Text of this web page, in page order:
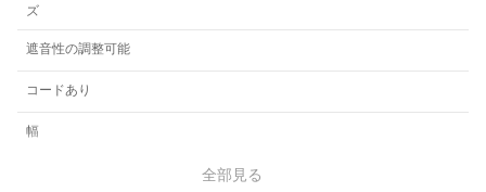
ズ
遮音性の調整可能
コードあり
幅
全部見る